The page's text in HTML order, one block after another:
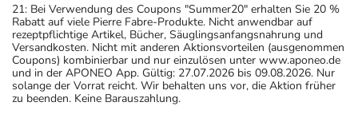
21: Bei Verwendung des Coupons "Summer20" erhalten Sie 20 %
Rabatt auf viele Pierre Fabre-Produkte. Nicht anwendbar auf
rezeptpflichtige Artikel, Bücher, Säuglingsanfangsnahrung und
Versandkosten. Nicht mit anderen Aktionsvorteilen (ausgenommen
Coupons) kombinierbar und nur einzulösen unter www.aponeo.de
und in der APONEO App. Gültig: 27.07.2026 bis 09.08.2026. Nur
solange der Vorrat reicht. Wir behalten uns vor, die Aktion früher
zu beenden. Keine Barauszahlung.